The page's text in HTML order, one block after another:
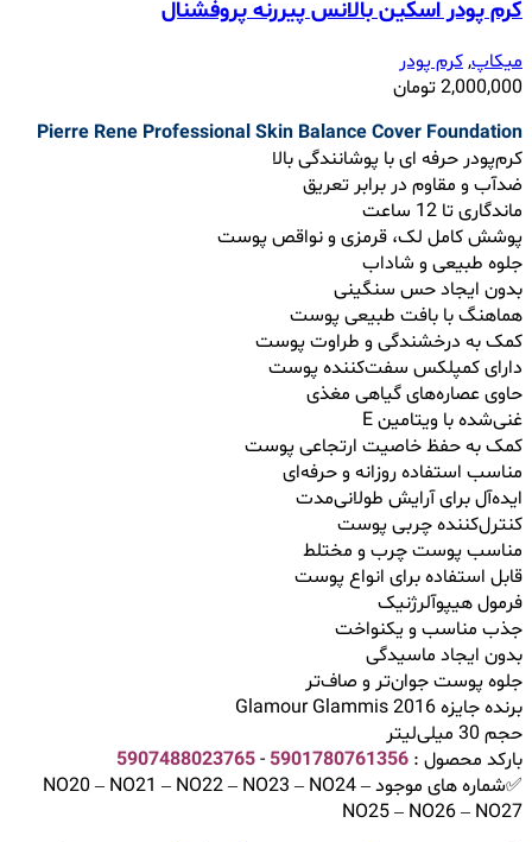
کرم پودر اسکین بالانس پیررنه پروفشنال
میکاپ,کرم پودر
2,000,000تومان
Pierre Rene Professional Skin Balance Cover Foundation
کرم‌پودر حرفه ‌ای با پوشانندگی بالا
ضدآب و مقاوم در برابر تعریق
ماندگاری تا 12 ساعت
پوشش کامل لک، قرمزی و نواقص پوست
جلوه طبیعی و شاداب
بدون ایجاد حس سنگینی
هماهنگ با بافت طبیعی پوست
کمک به درخشندگی و طراوت پوست
دارای کمپلکس سفت‌کننده پوست
حاوی عصاره‌های گیاهی مغذی
غنی‌شده با ویتامین E
کمک به حفظ خاصیت ارتجاعی پوست
مناسب استفاده روزانه و حرفه‌ای
ایده‌آل برای آرایش طولانی‌مدت
کنترل‌کننده چربی پوست
مناسب پوست چرب و مختلط
قابل استفاده برای انواع پوست
فرمول هیپوآلرژنیک
جذب مناسب و یکنواخت
بدون ایجاد ماسیدگی
جلوه پوست جوان‌تر و صاف‌تر
برنده جایزه Glamour Glammis 2016
حجم 30 میلی‌لیتر
بارکد محصول : 5901780761356
-
5907488023765
✅شماره های موجود NO20 – NO21 – NO22 – NO23 – NO24 –
NO25 – NO26 – NO27